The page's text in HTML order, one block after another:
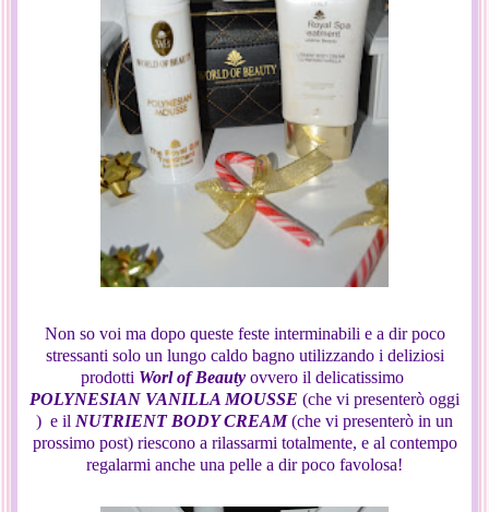
Non so voi ma dopo queste feste interminabili e a dir poco
stressanti solo un lungo caldo bagno utilizzando i deliziosi
prodotti Worl of Beauty ovvero il delicatissimo
POLYNESIAN VANILLA MOUSSE (che vi presenterò oggi
) e il NUTRIENT BODY CREAM(che vi presenterò in un
prossimo post) riescono a rilassarmi totalmente, e al contempo
regalarmi anche una pelle a dir poco favolosa!